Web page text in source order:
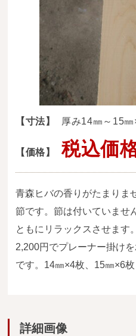
商品検索
送料・お支払い
ご注文前の注意点
Attention
before ordering
一枚板を直販でき
オイル塗装の
メンテナンスにつ
オーダー加工に
当店の考え方
カテゴリー
広葉樹一枚板
【寸法】 厚み14㎜～15
【価格】 税込価
青森ヒバの香りがたまりま
節です。節は付いていませ
ともにリラックスさせます
2,200円でプレーナー掛け
です。14㎜×4枚、15㎜×6枚
詳細画像